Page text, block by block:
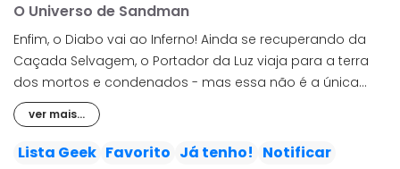
O Universo de Sandman
Enfim, o Diabo vai ao Inferno! Ainda se recuperando da
Caçada Selvagem, o Portador da Luz viaja para a terra
dos mortos e condenados - mas essa não é a única
parada de seu caminho. Embora seja imortal, existem
outros seres que são Perpétuos - e Lúcifer está prestes a
invadir os domínios deles para conseguir o que deseja!
ver mais...
Lista Geek Favorito Já tenho! Notificar